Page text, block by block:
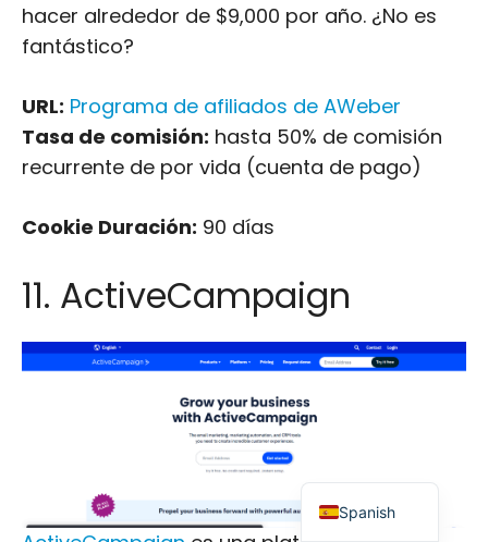
hacer alrededor de $9,000 por año. ¿No es
fantástico?
URL: Programa de afiliados de AWeber
Tasa de comisión: hasta 50% de comisión
recurrente de por vida (cuenta de pago)
Cookie Duración: 90 días
11. ActiveCampaign
Spanish
Italian
Dutch